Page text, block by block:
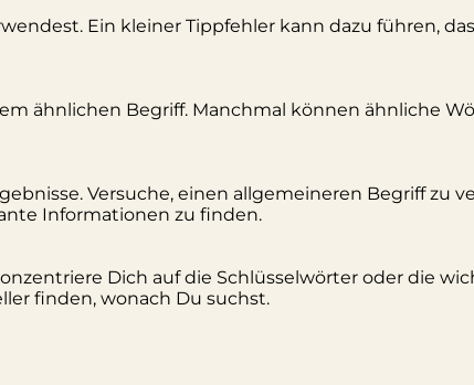
Ein kleiner Tippfehler kann dazu führen,
ähnlichen Begriff. Manchmal können ähnliche
Versuche, einen allgemeineren Begriff zu
Informationen zu finden.
Dich auf die Schlüsselwörter oder die
finden, wonach Du suchst.